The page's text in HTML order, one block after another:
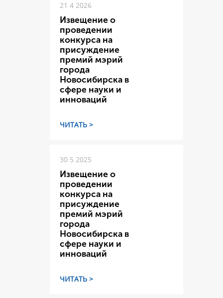
21 4 2026
Извещение о
проведении
конкурса на
присуждение
премий мэрий
города
Новосибирска в
сфере науки и
инноваций
ЧИТАТЬ >
30 5 2025
Извещение о
проведении
конкурса на
присуждение
премий мэрий
города
Новосибирска в
сфере науки и
инноваций
ЧИТАТЬ >